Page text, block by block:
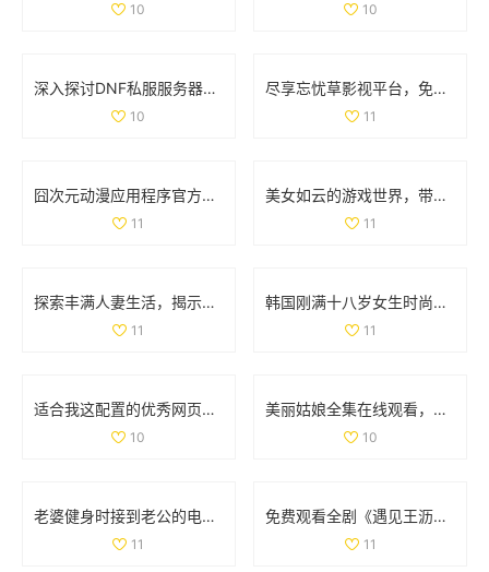
10 10
深入探讨DNF私服服务器的安全隐患及技术挑战
10
尽享忘忧草影视平台，免费畅看精彩动漫视频
11
囧次元动漫应用程序官方下载，畅享正版动漫资源的精彩体验
11
美女如云的游戏世界，带你领略视觉盛宴的无限魅力
11
探索丰满人妻生活，揭示她们的独特魅力与精彩故事
11
韩国刚满十八岁女生时尚搭配宝典展现青春活力
11
适合我这配置的优秀网页游戏和单机游戏推荐
10
美丽姑娘全集在线观看，感受不一样的青春魅力与情感故事
10
老婆健身时接到老公的电话，让人意外的瞬间分享
11
免费观看全剧《遇见王沥川》，感受深情与共鸣的故事旅程
11